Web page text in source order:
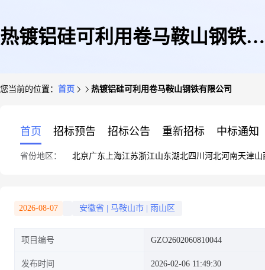
热镀铝硅可利用卷马鞍山钢铁有
您当前的位置： 首页 热镀铝硅可利用卷马鞍山钢铁有限公司
首页 招标预告 招标公告 重新招标 中标通知
省份地区： 北京广东 上海江苏浙江山东湖北四川 河北河南天津山
2026-08-07 安徽省 马鞍山市 雨山区
项目编号 GZO2602060810044
发布时间 2026-02-06 11:49:30